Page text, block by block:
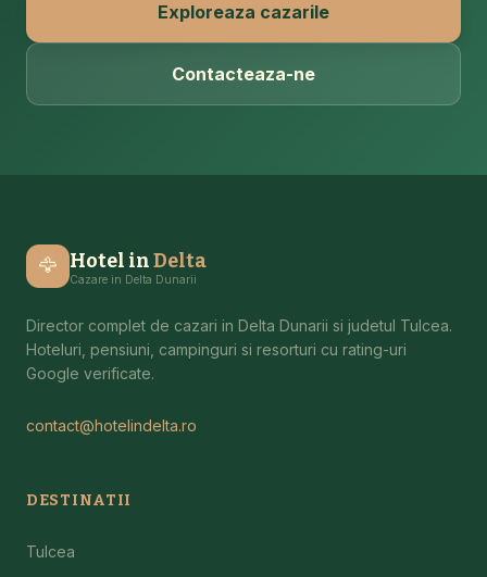
Exploreaza cazarile
Contacteaza-ne
🦅 Hotel inDelta
Cazare in Delta Dunarii
Director complet de cazari in Delta Dunarii si judetul Tulcea.
Hoteluri, pensiuni, campinguri si resorturi cu rating-uri
Google verificate.
contact@hotelindelta.ro
DESTINATII
Tulcea